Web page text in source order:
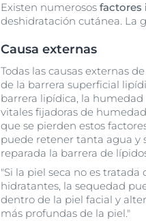
Existen numerosos factores
deshidratación cutánea. La
Causa externas
Todas las causas externas
de la barrera superficial
barrera lipídica, la humedad
vitales fijadoras de
que se pierden estos
puede retener tanta agua y
reparada la barrera de
"Si la piel seca no es
hidratantes, la sequedad
dentro de la piel facial y
más profundas de la piel."